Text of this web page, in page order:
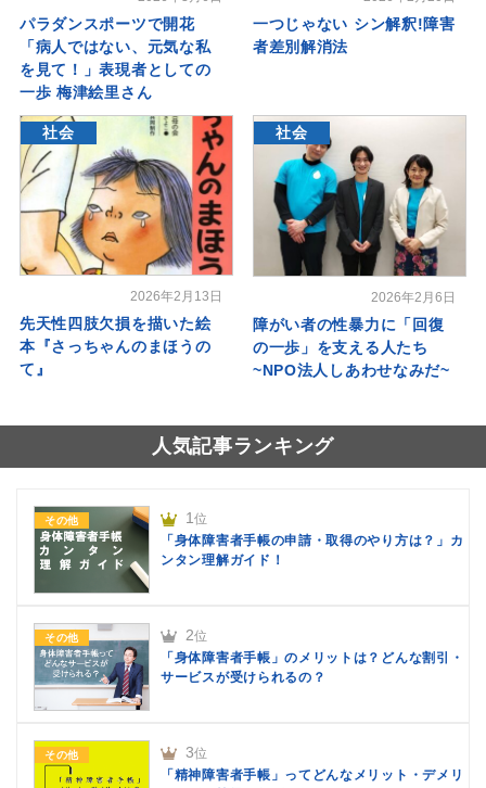
パラダンスポーツで開花
「病人ではない、元気な私
を見て！」表現者としての
一歩 梅津絵里さん
一つじゃない シン解釈!障害
者差別解消法
社会
2026年2月13日
先天性四肢欠損を描いた絵
本『さっちゃんのまほうの
て』
社会
2026年2月6日
障がい者の性暴力に「回復
の一歩」を支える人たち
~NPO法人しあわせなみだ~
人気記事ランキング
その他 1 位
「身体障害者手帳の申請・取得のやり方は？」カ
ンタン理解ガイド！
その他 2位
「身体障害者手帳」のメリットは？どんな割引・
サービスが受けられるの？
その他 3位
「精神障害者手帳」ってどんなメリット・デメリ